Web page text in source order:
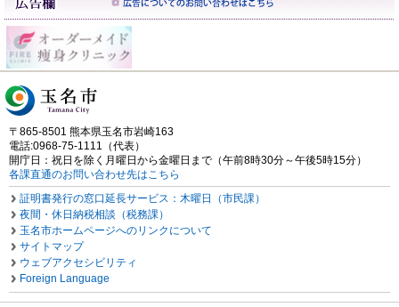
〒865-8501 熊本県玉名市岩崎163
電話:0968-75-1111（代表）
開庁日：祝日を除く月曜日から金曜日まで（午前8時30分～午後5時15分）
各課直通のお問い合わせ先はこちら
証明書発行の窓口延長サービス：木曜日（市民課）
夜間・休日納税相談（税務課）
玉名市ホームページへのリンクについて
サイトマップ
ウェブアクセシビリティ
Foreign Language